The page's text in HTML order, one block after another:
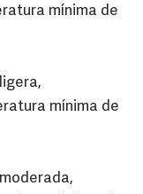
mínima de
mínima de